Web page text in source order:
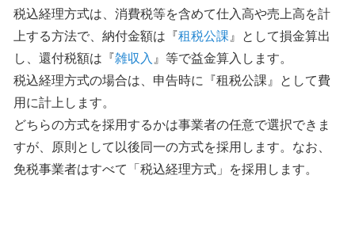
税込経理方式は、消費税等を含めて仕入高や売上高を計
上する方法で、納付金額は『租税公課 』として損金算出
し、還付税額は『雑収入 』等で益金算入します。
税込経理方式の場合は、申告時に『租税公課』として費
用に計上します。
どちらの方式を採用するかは事業者の任意で選択できま
すが、原則として以後同一の方式を採用します。なお、
免税事業者はすべて「税込経理方式」を採用します。